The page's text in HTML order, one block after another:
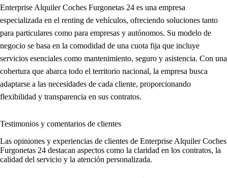
Enterprise Alquiler Coches Furgonetas 24 es una empresa
especializada en el renting de vehículos, ofreciendo soluciones tanto
para particulares como para empresas y autónomos. Su modelo de
negocio se basa en la comodidad de una cuota fija que incluye
servicios esenciales como mantenimiento, seguro y asistencia. Con una
cobertura que abarca todo el territorio nacional, la empresa busca
adaptarse a las necesidades de cada cliente, proporcionando
flexibilidad y transparencia en sus contratos.
Testimonios y comentarios de clientes
Las opiniones y experiencias de clientes de Enterprise Alquiler Coches
Furgonetas 24 destacan aspectos como la claridad en los contratos, la
calidad del servicio y la atención personalizada.